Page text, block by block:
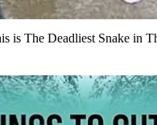
is The Deadliest Snake in